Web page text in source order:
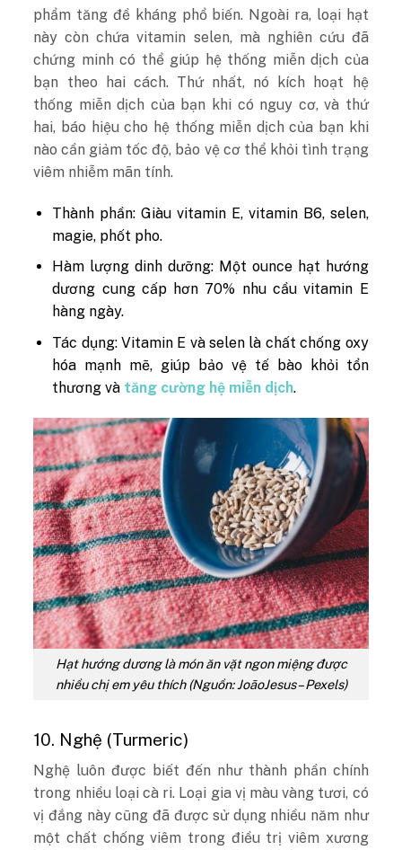
phẩm tăng đề kháng phổ biến. Ngoài ra, loại hạt
này còn chứa vitamin selen, mà nghiên cứu đã
chứng minh có thể giúp hệ thống miễn dịch của
bạn theo hai cách. Thứ nhất, nó kích hoạt hệ
thống miễn dịch của bạn khi có nguy cơ, và thứ
hai, báo hiệu cho hệ thống miễn dịch của bạn khi
nào cần giảm tốc độ, bảo vệ cơ thể khỏi tình trạng
viêm nhiễm mãn tính.
Thành phần: Giàu vitamin E, vitamin B6, selen,
magie, phốt pho.
Hàm lượng dinh dưỡng: Một ounce hạt hướng
dương cung cấp hơn 70% nhu cầu vitamin E
hàng ngày.
Tác dụng: Vitamin E và selen là chất chống oxy
hóa mạnh mẽ, giúp bảo vệ tế bào khỏi tổn
thương và tăng cường hệ miễn dịch.
Hạt hướng dương là món ăn vặt ngon miệng được
nhiều chị em yêu thích (Nguồn: JoãoJesus – Pexels)
10. Nghệ (Turmeric)
Nghệ luôn được biết đến như thành phần chính
trong nhiều loại cà ri. Loại gia vị màu vàng tươi, có
vị đắng này cũng đã được sử dụng nhiều năm như
một chất chống viêm trong điều trị viêm xương